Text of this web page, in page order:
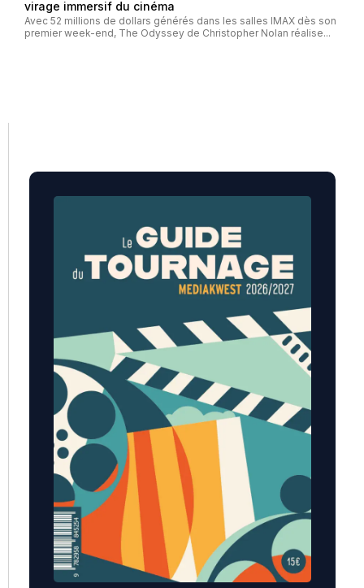
virage immersif du cinéma
Avec 52 millions de dollars générés dans les salles IMAX dès son
premier week-end, The Odyssey de Christopher Nolan réalise...